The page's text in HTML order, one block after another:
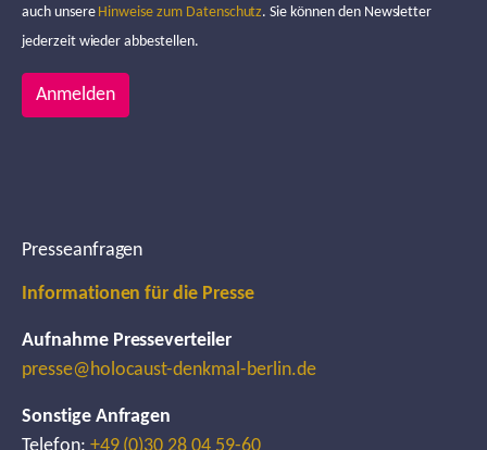
auch unsere Hinweise zum Datenschutz. Sie können den Newsletter
jederzeit wieder abbestellen.
Anmelden
Presseanfragen
Informationen für die Presse
Aufnahme Presseverteiler
presse@holocaust-denkmal-berlin.de
Sonstige Anfragen